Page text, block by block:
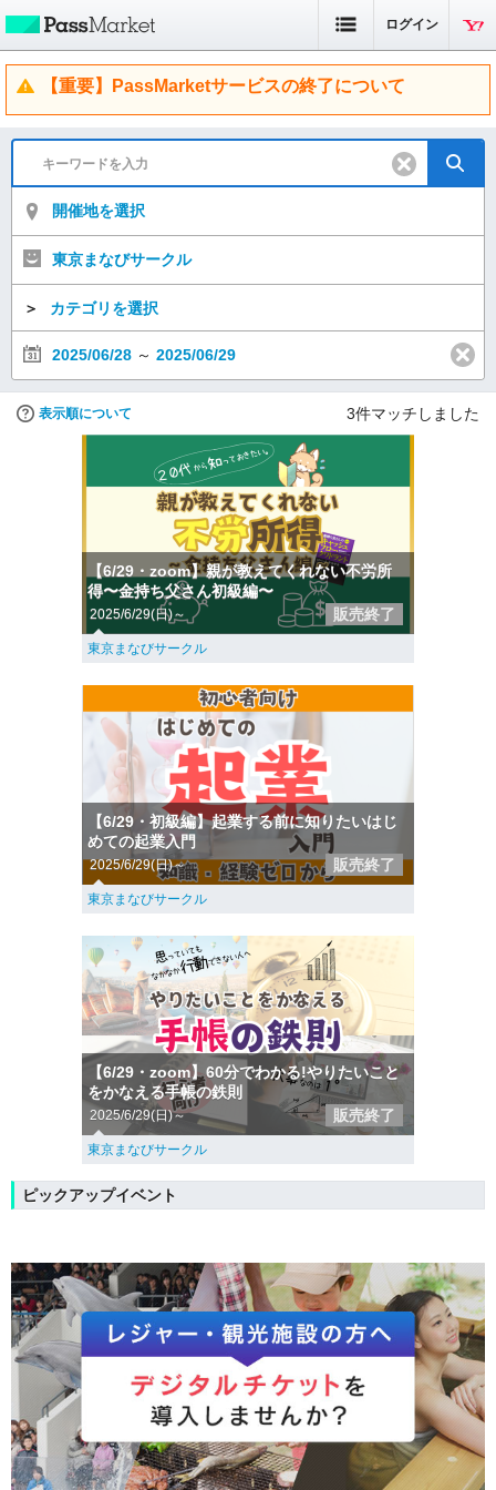
ログイン
【重要】PassMarketサービスの終了について
開催地を選択
東京まなびサークル
＞ カテゴリを選択
2025/06/28 ～ 2025/06/29
表示順について 3件マッチしました
【6/29・zoom】親が教えてくれない不労所
得〜金持ち父さん初級編〜
2025/6/29(日)～ 販売終了
東京まなびサークル
【6/29・初級編】起業する前に知りたいはじ
めての起業入門
2025/6/29(日)～ 販売終了
東京まなびサークル
【6/29・zoom】60分でわかる!やりたいこと
をかなえる手帳の鉄則
2025/6/29(日)～ 販売終了
東京まなびサークル
ピックアップイベント